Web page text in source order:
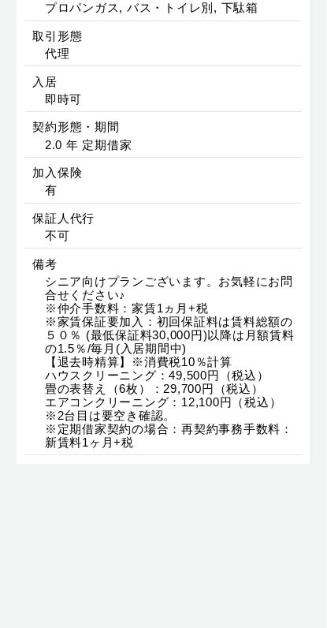
プロパンガス, バス・トイレ別, 下駄箱
取引形態
代理
入居
即時可
契約形態・期間
2.0 年 定期借家
加入保険
有
保証人代行
不可
備考
シニア向けプランございます。お気軽にお問
合せください♪
※仲介手数料：家賃1ヵ月+税
※家賃保証要加入：初回保証料は賃料総額の
５０％ (最低保証料30,000円)以降は月額賃料
の1.5％/毎月(入居期間中)
【退去時精算】※消費税10％計算
ハウスクリーニング：49,500円（税込）
畳の表替え（6枚）：29,700円（税込）
エアコンクリーニング：12,100円（税込）
※2台目は要空き確認。
※定期借家契約の場合：再契約事務手数料：
新賃料1ヶ月+税